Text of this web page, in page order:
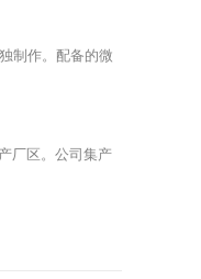
制作。配备的微
厂区。公司集产